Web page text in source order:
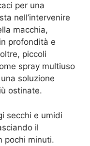
per una
nell’intervenire
macchia,
profondità e
piccoli
spray multiuso
soluzione
ostinate.
secchi e umidi
il
pochi minuti.